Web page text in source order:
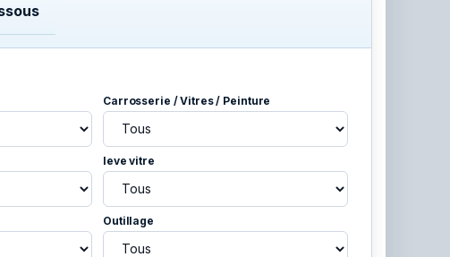
Carrosserie / Vitres / Peinture
leve vitre
Outillage